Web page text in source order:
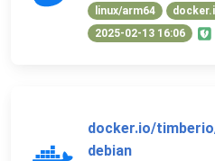
linux/arm64
2025-02-13 16:06
docker.io/
debian